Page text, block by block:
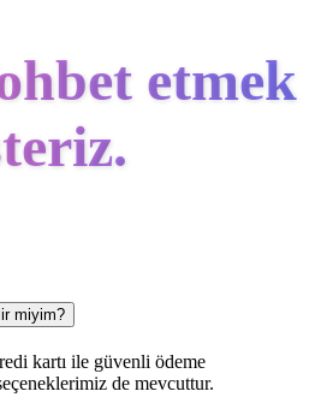
etmek
miyim?
kartı ile güvenli ödeme
de mevcuttur.